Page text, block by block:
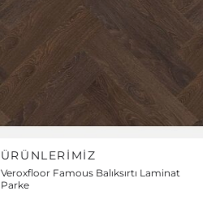
ÜRÜNLERIMIZ
Veroxfloor Diamond Balıksırtı Laminat
Parke